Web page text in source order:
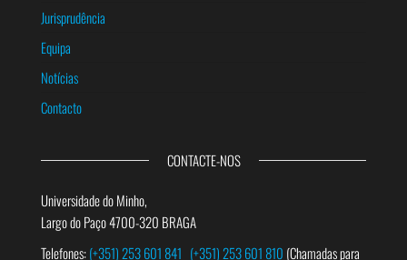
Jurisprudência
Equipa
Notícias
Contacto
CONTACTE-NOS
Universidade do Minho,
Largo do Paço 4700-320 BRAGA
Telefones:(+351) 253 601 841 (+351) 253 601 810 (Chamadas para